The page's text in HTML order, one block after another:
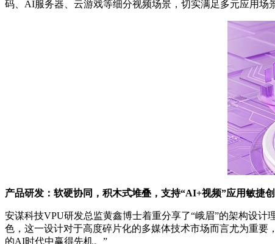
码、AI服务器、云游戏等细分视频场景，切实满足多元应用场
产品研发：软硬协同，积木式堆叠，支持“AI+视频”应用敏捷
安谋科技VPU研发总监黄鑫博士着重分享了“峨眉”的架构设
色，这一设计对于高度碎片化的多媒体技术市场而言尤为重
的AI时代中赢得先机。”